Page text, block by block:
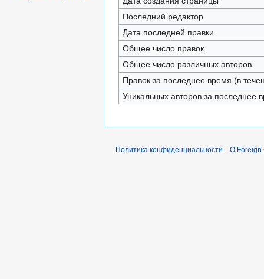
Последний редактор
Дата последней правки
Общее число правок
Общее число различных авторов
Правок за последнее время (в
Уникальных авторов за последнее
Политика конфиденциальности О Foreign